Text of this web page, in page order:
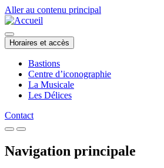
Aller au contenu principal
Horaires et accès
Bastions
Centre d’iconographie
La Musicale
Les Délices
Contact
Navigation principale